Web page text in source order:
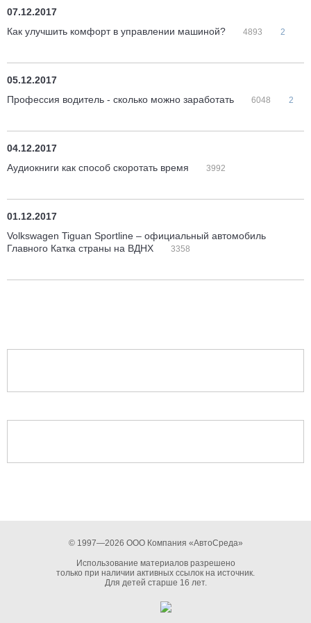
07.12.2017
Как улучшить комфорт в управлении машиной?
4893 2
05.12.2017
Профессия водитель - сколько можно заработать
6048 2
04.12.2017
Аудиокниги как способ скоротать время
3992
01.12.2017
Volkswagen Tiguan Sportline – официальный автомобиль
Главного Катка страны на ВДНХ
3358
© 1997—2026 ООО Компания «АвтоСреда»
Использование материалов разрешено
только при наличии активных ссылок на источник.
Для детей старше 16 лет.